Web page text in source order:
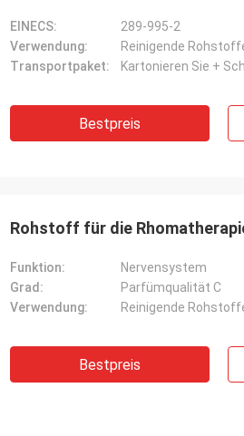
EINECS:
289-995-2
Verwendung:
Reinigende
Transportpaket:
Kartonieren Sie +
Bestpreis
Rohstoff für die
Funktion:
Nervensystem
Grad:
Parfümqualität C
Verwendung:
Reinigende
Bestpreis